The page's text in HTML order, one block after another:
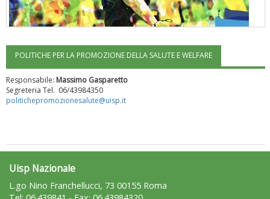
"Superare gli ostacoli": la relazione di Tiziano Pesce al CN Uisp
POLITICHE PER LA PROMOZIONE DELLA SALUTE E WELFARE
Responsabile: Massimo Gasparetto
Segreteria Tel. 06/43984350
politichepromozionesalute@uisp.it
Uisp Nazionale
L.go Nino Franchellucci, 73 00155 Roma